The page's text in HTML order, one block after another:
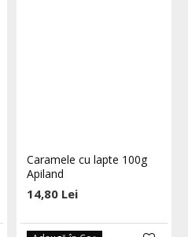
Caramele cu lapte 100g
Apiland
14,80 Lei